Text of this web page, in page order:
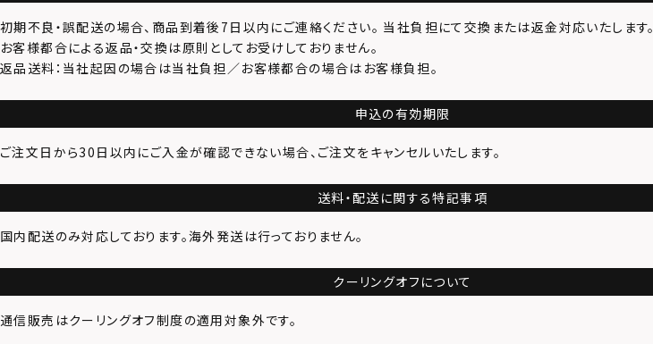
初期不良・誤配送の場合、商品到着後 7日以内 にご連絡ください。 当社負担にて交換または返金対応いたします。
お客様都合による返品・交換は原則としてお受けしておりません。
返品送料 ：当社起因の場合は当社負担／お客様都合の場合はお客様負担。
申込の有効期限
ご注文日から30日以内にご入金が確認できない場合、ご注文をキャンセルいたします。
送料・配送に関する特記事項
国内配送のみ対応しております。海外発送は行っておりません。
クーリングオフについて
通信販売はクーリングオフ制度の適用対象外です。